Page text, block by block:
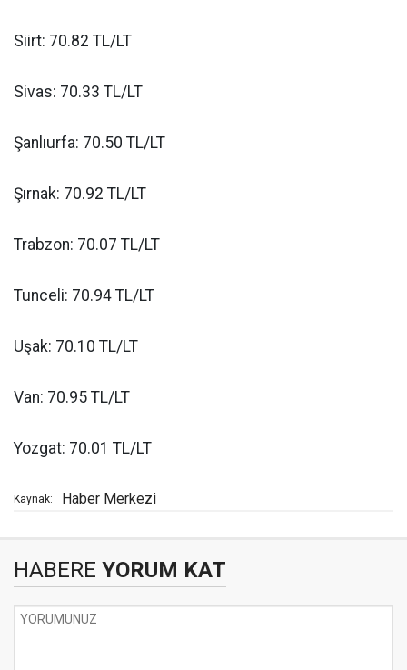
Siirt: 70.82 TL/LT
Sivas: 70.33 TL/LT
Şanlıurfa: 70.50 TL/LT
Şırnak: 70.92 TL/LT
Trabzon: 70.07 TL/LT
Tunceli: 70.94 TL/LT
Uşak: 70.10 TL/LT
Van: 70.95 TL/LT
Yozgat: 70.01 TL/LT
Kaynak: Haber Merkezi
HABERE YORUM KAT